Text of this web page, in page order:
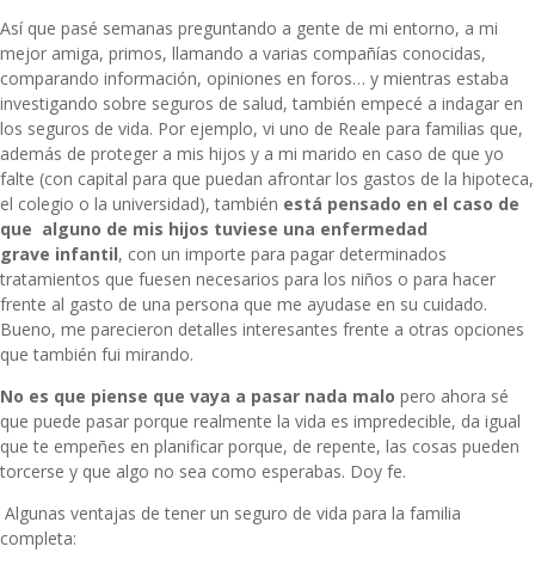
Así que pasé semanas preguntando a gente de mi entorno, a mi
mejor amiga, primos, llamando a varias compañías conocidas,
comparando información, opiniones en foros… y mientras estaba
investigando sobre seguros de salud, también empecé a indagar en
los seguros de vida. Por ejemplo, vi uno de Reale para familias que,
además de proteger a mis hijos y a mi marido en caso de que yo
falte (con capital para que puedan afrontar los gastos de la hipoteca,
el colegio o la universidad), también está pensado en el caso de
que alguno de mis hijos tuviese una enfermedad
grave infantil, con un importe para pagar determinados
tratamientos que fuesen necesarios para los niños o para hacer
frente al gasto de una persona que me ayudase en su cuidado.
Bueno, me parecieron detalles interesantes frente a otras opciones
que también fui mirando.
No es que piense que vaya a pasar nada malo pero ahora sé
que puede pasar porque realmente la vida es impredecible, da igual
que te empeñes en planificar porque, de repente, las cosas pueden
torcerse y que algo no sea como esperabas. Doy fe.
Algunas ventajas de tener un seguro de vida para la familia
completa: